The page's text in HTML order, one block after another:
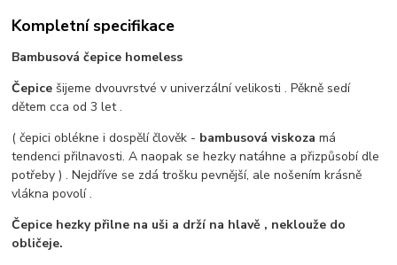
Kompletní specifikace
Bambusová čepice homeless
Čepice šijeme dvouvrstvé v univerzální velikosti . Pěkně sedí
dětem cca od 3 let .
( čepici oblékne i dospělí člověk - bambusová viskozamá
tendenci přilnavosti. A naopak se hezky natáhne a přizpůsobí dle
potřeby ) . Nejdříve se zdá trošku pevnější, ale nošením krásně
vlákna povolí .
Čepice hezky přilne na uši a drží na hlavě , neklouže do
obličeje.